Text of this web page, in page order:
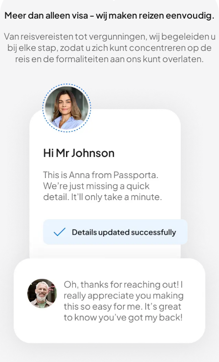
Meer dan alleen visa - wij maken reizen eenvoudig.
Van reisvereisten tot vergunningen, wij begeleiden u
bij elke stap, zodat u zich kunt concentreren op de
reis en de formaliteiten aan ons kunt overlaten.